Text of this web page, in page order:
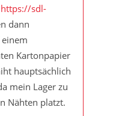
https://sdl-
dann
Kartonpapier
hauptsächlich
mein Lager zu
Nähten platzt.